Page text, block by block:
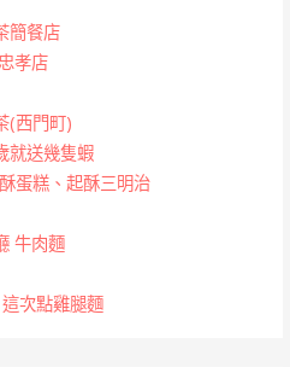
簡餐店
孝店
(西門町)
就送幾隻蝦
蛋糕、起酥三明治
牛肉麵
這次點雞腿麵